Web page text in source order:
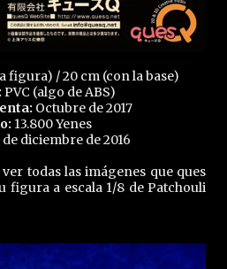
figura) / 20 cm (con la base)
PVC (algo de ABS)
Octubre de 2017
13.800 Yenes
de diciembre de 2016
todas las imágenes que ques
figura a escala 1/8 de Patchouli